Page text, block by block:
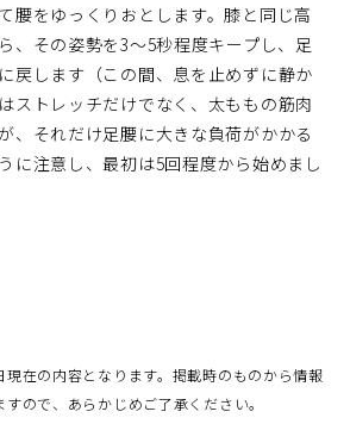
腰をゆっくりおとします。膝と同じ高
、その姿勢を3～5秒程度キープし、足
戻します（この間、息を止めずに静か
ストレッチだけでなく、太ももの筋肉
、それだけ足腰に大きな負荷がかかる
に注意し、最初は5回程度から始めまし
現在の内容となります。掲載時のものから情報
ので、あらかじめご了承ください。